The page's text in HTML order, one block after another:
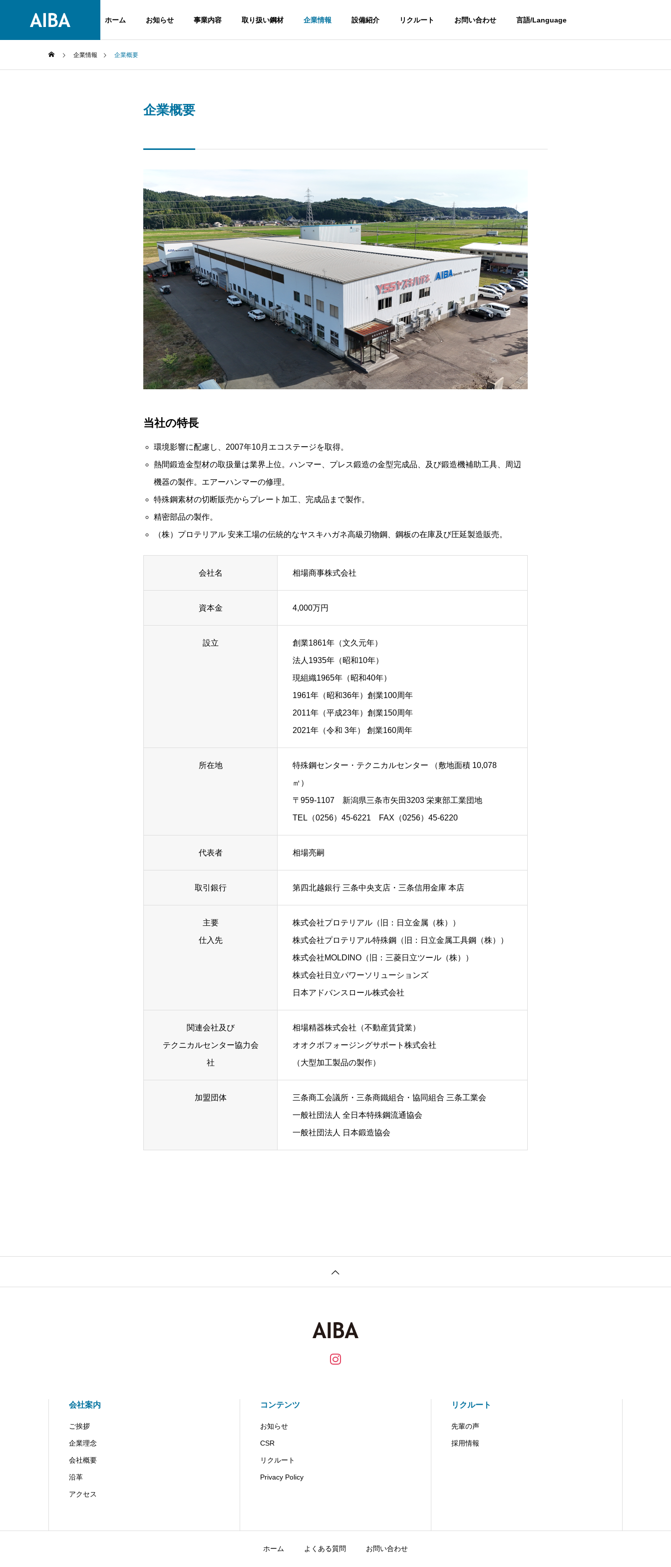
ホーム お知らせ 事業内容 取り扱い鋼材 企業情報 設備紹介 リクルート お問い合わせ 言語/Language
高級刃物鋼
ヤスキハガネ
各種金型材の切断販売 金型用鋼の加工品
ごあいさつ
企業情報 企業概要
企業概要
当社の特長
環境影響に配慮し、2007年10月エコステージを取得。
熱間鍛造金型材の取扱量は業界上位。ハンマー、プレス鍛造の金型完成品、及び鍛造機補助工具、周辺
機器の製作。エアーハンマーの修理。
特殊鋼素材の切断販売からプレート加工、完成品まで製作。
精密部品の製作。
（株）プロテリアル安来工場の伝統的なヤスキハガネ高級刃物鋼、鋼板の在庫及び圧延製造販売。
会社名 相場商事株式会社
資本金 4,000万円
設立 創業1861年（文久元年）
法人1935年（昭和10年）
現組織1965年（昭和40年）
1961年（昭和36年）創業100周年
2011年（平成23年）創業150周年
2021年（令和 3年） 創業160周年
所在地 特殊鋼センター・テクニカルセンター （敷地面積 10,078
㎡）
〒959-1107 新潟県三条市矢田3203 栄東部工業団地
TEL（0256）45-6221 FAX（0256）45-6220
代表者 相場亮嗣
取引銀行 第四北越銀行 三条中央支店・三条信用金庫 本店
主要
仕入先
株式会社プロテリアル （旧：日立金属（株））
株式会社プロテリアル特殊鋼 （旧：日立金属工具鋼（株））
株式会社MOLDINO （旧：三菱日立ツール（株））
株式会社日立パワーソリューションズ
日本アドバンスロール株式会社
関連会社及び
テクニカルセンター協力会
社
相場精器株式会社（不動産賃貸業）
オオクボフォージングサポート株式会社
（大型加工製品の製作）
加盟団体 三条商工会議所・三条商鐵組合・協同組合 三条工業会
一般社団法人 全日本特殊鋼流通協会
一般社団法人 日本鍛造協会
会社案内
ご挨拶
企業理念
会社概要
沿革
アクセス
コンテンツ
お知らせ
CSR
リクルート
Privacy Policy
リクルート
先輩の声
採用情報
ホーム よくある質問 お問い合わせ